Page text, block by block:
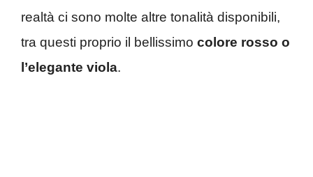
realtà ci sono molte altre tonalità disponibili,
tra questi proprio il bellissimo colore rosso o
l’elegante viola.